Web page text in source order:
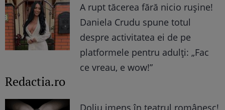
A rupt tăcerea fără nicio rușine!
Daniela Crudu spune totul
despre activitatea ei de pe
platformele pentru adulți: „Fac
ce vreau, e wow!”
Redactia.ro
Doliu imens în teatrul românesc!